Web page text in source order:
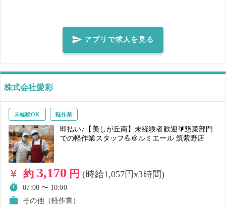
らいのお菓子が入っている梱包物のため女性の方でも安心して行えま
※早く作業終了の場合も１日分（３時間分）保障します。
アプリで求人を見る
株式会社愛彩
未経験OK 軽作業
即払い♪【美しが丘南】未経験者歓迎🔰惣菜部門
での軽作業スタッフ💪＠ルミエール 筑紫野店
約 3,170 円(時給1,057円x3時間)
07:00 〜 10:00
その他（軽作業）